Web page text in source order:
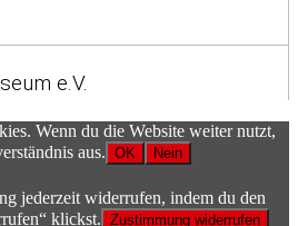
e.V.
Wenn du die Website weiter nutzt,
aus. OK
Nein
jederzeit widerrufen, indem du den
klickst. Zustimmung widerrufen